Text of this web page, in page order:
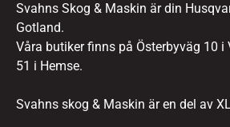
Svahns Skog & Maskin är din
Gotland.
Våra butiker finns på Österbyväg 10 i
51 i Hemse.
Svahns skog & Maskin är en del av